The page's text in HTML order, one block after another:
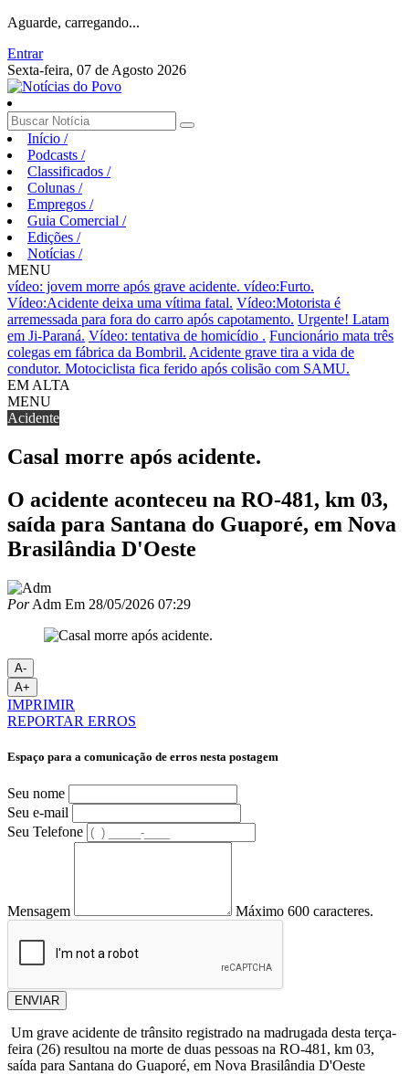
Aguarde, carregando...
Entrar
Sexta-feira, 07 de Agosto 2026
Início /
Podcasts /
Classificados /
Colunas /
Empregos /
Guia Comercial /
Edições /
Notícias /
MENU
vídeo: jovem morre após grave acidente. vídeo:Furto.
Vídeo:Acidente deixa uma vítima fatal. Vídeo:Motorista é
arremessada para fora do carro após capotamento. Urgente! Latam
em Ji-Paraná. Vídeo: tentativa de homicídio . Funcionário mata três
colegas em fábrica da Bombril. Acidente grave tira a vida de
condutor. Motociclista fica ferido após colisão com SAMU.
EM ALTA
MENU
Acidente
Casal morre após acidente.
O acidente aconteceu na RO-481, km 03,
saída para Santana do Guaporé, em Nova
Brasilândia D'Oeste
PorAdm Em 28/05/2026 07:29
A-
A+
IMPRIMIR
REPORTAR ERROS
Espaço para a comunicação de erros nesta postagem
Seu nome
Seu e-mail
Seu Telefone
Mensagem Máximo 600 caracteres.
ENVIAR
Um grave acidente de trânsito registrado na madrugada desta terça-
feira (26) resultou na morte de duas pessoas na RO-481, km 03,
saída para Santana do Guaporé, em Nova Brasilândia D'Oeste